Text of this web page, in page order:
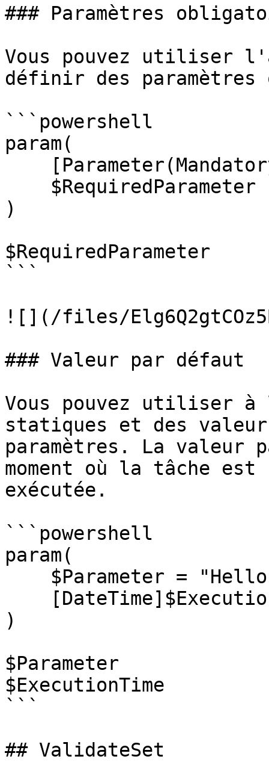
### Paramètres
Vous pouvez utiliser
définir des
```powershell
param(
)
$RequiredParameter
```
![](/files/
### Valeur par défaut
Vous pouvez utiliser
statiques et des
paramètres. La valeur
moment où la tâche
exécutée.
```powershell
param(
)
$Parameter
$ExecutionTime
```
## ValidateSet